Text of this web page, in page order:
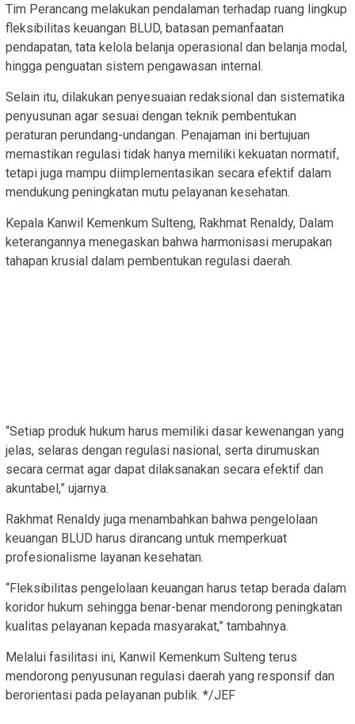
Tim Perancang melakukan pendalaman terhadap ruang lingkup
fleksibilitas keuangan BLUD, batasan pemanfaatan
pendapatan, tata kelola belanja operasional dan belanja modal,
hingga penguatan sistem pengawasan internal.
Selain itu, dilakukan penyesuaian redaksional dan sistematika
penyusunan agar sesuai dengan teknik pembentukan
peraturan perundang-undangan. Penajaman ini bertujuan
memastikan regulasi tidak hanya memiliki kekuatan normatif,
tetapi juga mampu diimplementasikan secara efektif dalam
mendukung peningkatan mutu pelayanan kesehatan.
Kepala Kanwil Kemenkum Sulteng, Rakhmat Renaldy, Dalam
keterangannya menegaskan bahwa harmonisasi merupakan
tahapan krusial dalam pembentukan regulasi daerah.
“Setiap produk hukum harus memiliki dasar kewenangan yang
jelas, selaras dengan regulasi nasional, serta dirumuskan
secara cermat agar dapat dilaksanakan secara efektif dan
akuntabel,” ujarnya.
Rakhmat Renaldy juga menambahkan bahwa pengelolaan
keuangan BLUD harus dirancang untuk memperkuat
profesionalisme layanan kesehatan.
“Fleksibilitas pengelolaan keuangan harus tetap berada dalam
koridor hukum sehingga benar-benar mendorong peningkatan
kualitas pelayanan kepada masyarakat,” tambahnya.
Melalui fasilitasi ini, Kanwil Kemenkum Sulteng terus
mendorong penyusunan regulasi daerah yang responsif dan
berorientasi pada pelayanan publik. */JEF